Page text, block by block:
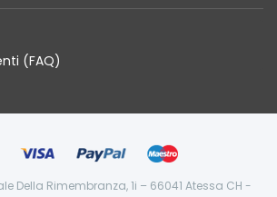
(FAQ)
Della Rimembranza, 1i – 66041 Atessa CH -